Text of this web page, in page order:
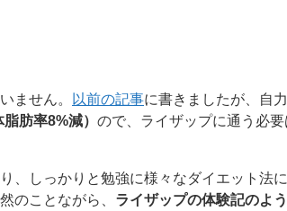
ません。 以前の記事に書きましたが、自
肪率8%減） ので、ライザップに通う必
、しっかりと勉強に様々なダイエット法
のことながら、 ライザップの体験記のよ